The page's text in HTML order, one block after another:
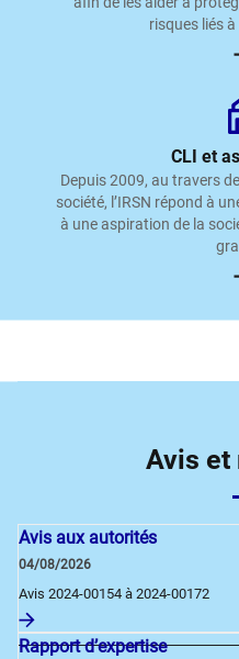
risques liés
CLI et
Depuis 2009, au travers
société, l’IRSN répond à
à une aspiration de la
Avis et
Avis aux autorités
04/08/2026
Avis 2024-00154 à 2024-00172
Rapport d’expertise